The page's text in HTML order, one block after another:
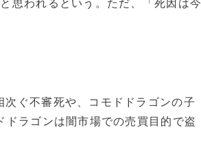
思われるという。ただ、「死因は今
ぐ不審死や、コモドドラゴンの子
ラゴンは闇市場での売買目的で盗